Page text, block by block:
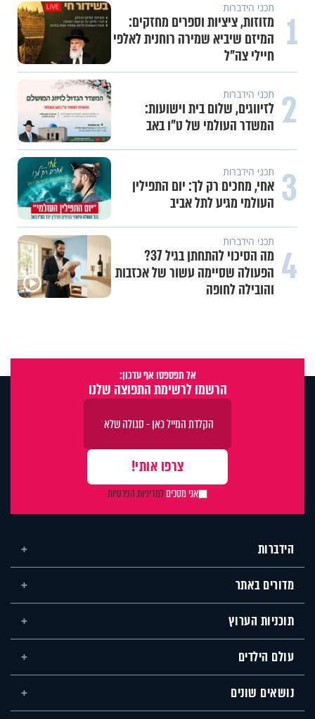
1 תכני הידברות
מזוזות, ציציות וספרים מחזקים:
המיזם שיביא שמירה רוחנית לאלפי
חיילי צה"ל
2 תכני הידברות
לזיווגים, שלום בית וישועות:
המשדר העולמי של ט"ו באב
3 תכני הידברות
אחי, מחכים רק לך: יום התפילין
העולמי מגיע לתל אביב
4 תכני הידברות
מה הסיכוי להתחתן בגיל 37?
הפעולה שסיימה עשור של אכזבות
והובילה לחופה
אל תפספסו אף עדכון:
הרשמו לרשימת התפוצה שלנו
אני מסכיםלמדיניות הפרטיות
הידברות
מדורים באתר
תוכניות הערוץ
עולם הילדים
נושאים שונים